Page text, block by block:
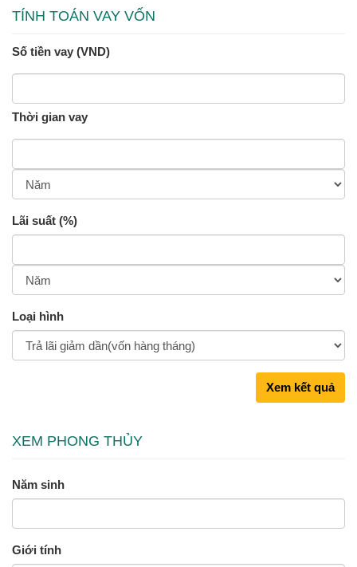
TÍNH TOÁN VAY VỐN
Số tiền vay (VND)
Thời gian vay
Lãi suất (%)
Loại hình
Xem kết quả
XEM PHONG THỦY
Năm sinh
Giới tính